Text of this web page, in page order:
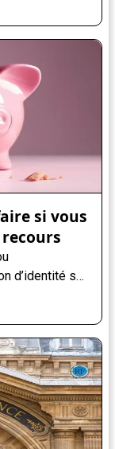
si vous
d’identité se
épreuve :